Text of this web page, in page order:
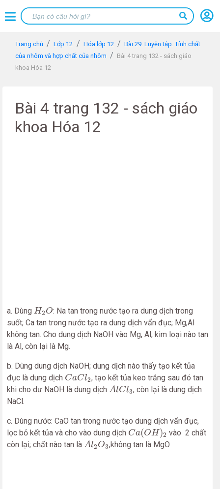
Trang chủ Lớp 12 Hóa lớp 12
Bài 29. Luyện tập: Tính chất
của nhôm và hợp chất của nhôm
Bài 4 trang 132 - sách giáo
khoa Hóa 12
Bài 4 trang 132 - sách giáo
khoa Hóa 12
a. Dùng H2O
H2 O: Na tan trong nước tạo ra dung dịch trong
suốt; Ca tan trong nước tạo ra dung dịch vẩn đục; Mg,Al
không tan. Cho dung dịch NaOH vào Mg, Al; kim loại nào tan
là Al, còn lại là Mg.
b. Dùng dung dịch NaOH; dung dịch nào thấy tạo kết tủa
đục là dung dịch CaCl2
CaCl2 , tạo kết tủa keo trắng sau đó tan
khi cho dư NaOH là dung dịch AlCl3
ACl3 , còn lại là dung dịch
NaCl.
c. Dùng nước: CaO tan trong nước tạo dung dịch vẩn đục,
lọc bỏ kết tủa và cho vào dung dịch Ca(OH)2
Ca (OH)2
vào 2 chất
còn lại; chất nào tan là Al2O3
A2 O3,không tan là MgO